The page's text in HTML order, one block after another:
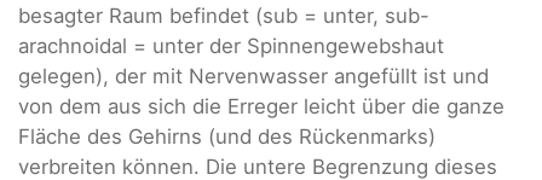
besagter Raum befindet (sub = unter, sub-
arachnoidal = unter der Spinnengewebshaut
gelegen), der mit Nervenwasser angefüllt ist und
von dem aus sich die Erreger leicht über die ganze
Fläche des Gehirns (und des Rückenmarks)
verbreiten können. Die untere Begrenzung dieses